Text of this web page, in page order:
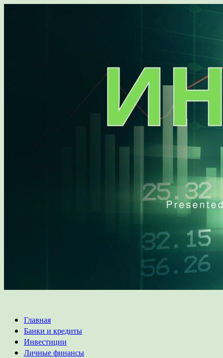
Основное
меню
Главная
Банки и кредиты
Инвестиции
Личные финансы